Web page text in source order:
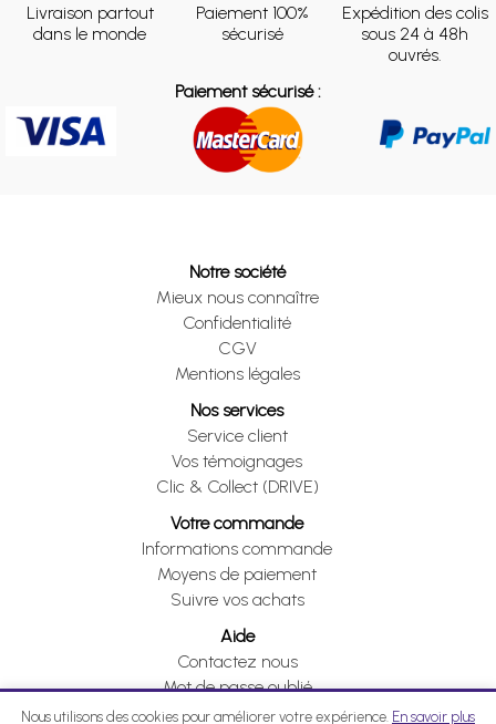
Livraison partout
dans le monde
Paiement 100%
sécurisé
Expédition des colis
sous 24 à 48h
ouvrés.
Paiement sécurisé :
Notre société
Mieux nous connaître
Confidentialité
CGV
Mentions légales
Nos services
Service client
Vos témoignages
Clic & Collect (DRIVE)
Votre commande
Informations commande
Moyens de paiement
Suivre vos achats
Aide
Contactez nous
Mot de passe oublié
Je me rétracte
Nous utilisons des cookies pour améliorer votre expérience. En savoir plus